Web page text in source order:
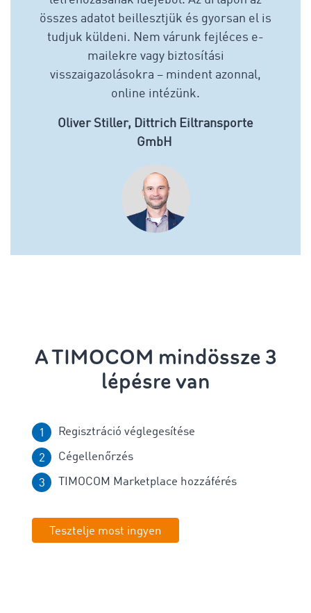
összes adatot beillesztjük és gyorsan el is
tudjuk küldeni. Nem várunk fejléces e-
mailekre vagy biztosítási
visszaigazolásokra – mindent azonnal,
online intézünk.
Oliver Stiller, Dittrich Eiltransporte
GmbH
A TIMOCOM mindössze 3
lépésre van
Regisztráció véglegesítése
Cégellenőrzés
TIMOCOM Marketplace hozzáférés
Tesztelje most ingyen